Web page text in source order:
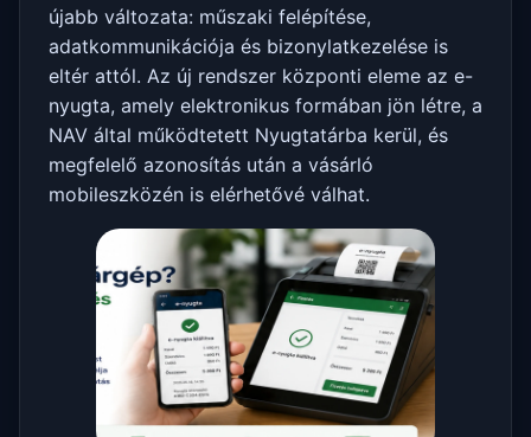
újabb változata: műszaki felépítése,
adatkommunikációja és bizonylatkezelése is
eltér attól. Az új rendszer központi eleme az e-
nyugta, amely elektronikus formában jön létre, a
NAV által működtetett Nyugtatárba kerül, és
megfelelő azonosítás után a vásárló
mobileszközén is elérhetővé válhat.